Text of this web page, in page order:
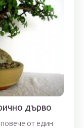
дърво
от един